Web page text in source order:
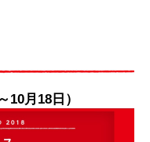
10月18日）